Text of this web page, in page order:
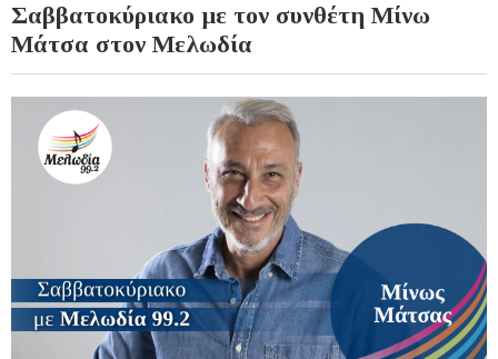
Σαββατοκύριακο με τον συνθέτη Μίνω
Μάτσα στον Μελωδία